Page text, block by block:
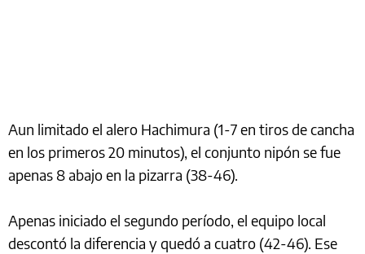
Aun limitado el alero Hachimura (1-7 en tiros de cancha
en los primeros 20 minutos), el conjunto nipón se fue
apenas 8 abajo en la pizarra (38-46).
Apenas iniciado el segundo período, el equipo local
descontó la diferencia y quedó a cuatro (42-46). Ese